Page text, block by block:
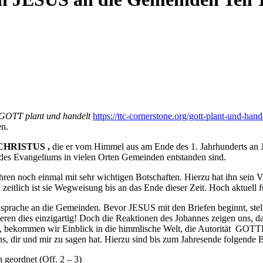
plant und handelt https://ttc-cornerstone.org/gott-plant-und-
, die er vom Himmel aus am Ende des 1. Jahrhunderts
Evangeliums in vielen Orten Gemeinden entstanden sind.
noch einmal mit sehr wichtigen Botschaften. Hierzu hat ihn
ist sie Wegweisung bis an das Ende dieser Zeit. Hoch aktuell
an die Gemeinden. Bevor JESUS mit den Briefen beginnt,
dies einzigartig! Doch die Reaktionen des Johannes zeigen uns,
wir Einblick in die himmlische Welt, die Autorität
und mir zu sagen hat. Hierzu sind bis zum Jahresende folgende
geordnet (Off. 2 – 3)